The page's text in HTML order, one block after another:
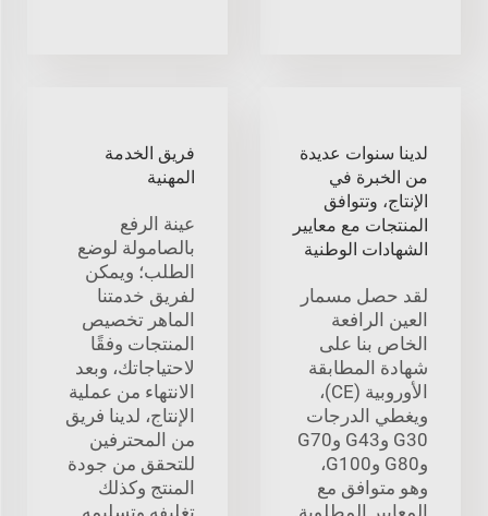
لدينا سنوات عديدة
من الخبرة في
الإنتاج، وتتوافق
المنتجات مع معايير
الشهادات الوطنية
لقد حصل مسمار
العين الرافعة
الخاص بنا على
شهادة المطابقة
الأوروبية (CE)،
ويغطي الدرجات
G30 وG43 وG70
وG80 وG100،
وهو متوافق مع
المعايير المطلوبة.
فريق الخدمة
المهنية
عينة الرفع
بالصامولة لوضع
الطلب؛ ويمكن
لفريق خدمتنا
الماهر تخصيص
المنتجات وفقًا
لاحتياجاتك، وبعد
الانتهاء من عملية
الإنتاج، لدينا فريق
من المحترفين
للتحقق من جودة
المنتج وكذلك
تغليفه وتسليمه